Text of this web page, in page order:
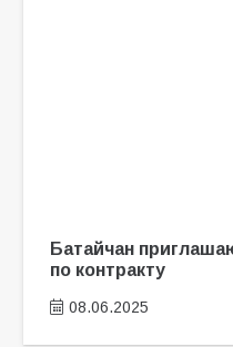
Батайчан
по контракту
08.06.2025